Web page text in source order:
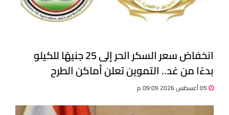
انخفاض سعر السكر الحر إلى 25 جنيهًا للكيلو
بدءًا من غد.. التموين تعلن أماكن الطرح
الجديدة